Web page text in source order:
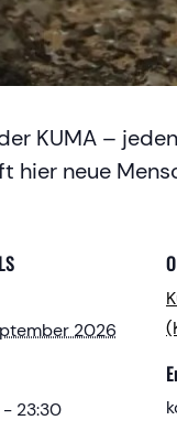
KUMA –
hier neue
2026
- 23:30